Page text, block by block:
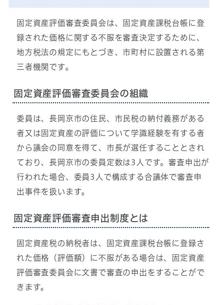
固定資産評価審査委員会は、固定資産課税台帳に登
録された価格に関する不服を審査決定するために、
地方税法の規定にもとづき、市町村に設置される第
三者機関です。
固定資産評価審査委員会の組織
委員は、長岡京市の住民、市民税の納付義務がある
者又は固定資産の評価について学識経験を有する者
から議会の同意を得て、市長が選任することとされ
ており、長岡京市の委員定数は3人です。審査申出が
行われた場合、委員3人で構成する合議体で審査申
出事件を扱います。
固定資産評価審査申出制度とは
固定資産税の納税者は、固定資産課税台帳に登録さ
れた価格（評価額）に不服がある場合は、固定資産
評価審査委員会に文書で審査の申出をすることがで
きます。